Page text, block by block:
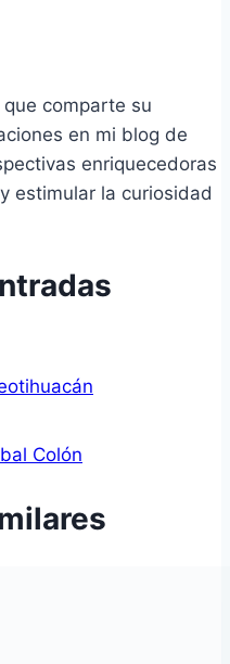
comparte su
en mi blog de
enriquecedoras
estimular la curiosidad
Colón